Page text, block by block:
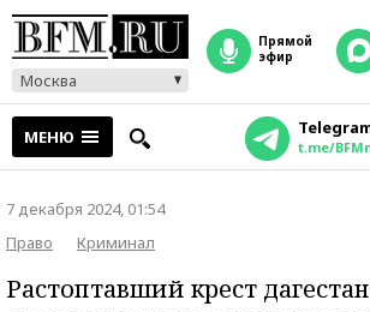
Москва
прямой
эфир
МЕНЮ t.me/
7 декабря 2024, 01:54
Право
Криминал
Растоптавший крест